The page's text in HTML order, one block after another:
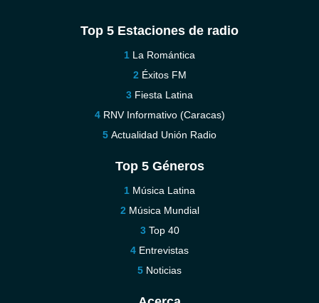
Top 5 Estaciones de radio
La Romántica
Éxitos FM
Fiesta Latina
RNV Informativo (Caracas)
Actualidad Unión Radio
Top 5 Géneros
Música Latina
Música Mundial
Top 40
Entrevistas
Noticias